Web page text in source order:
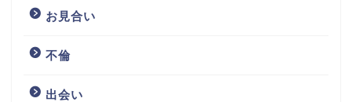
お見合い
不倫
出会い